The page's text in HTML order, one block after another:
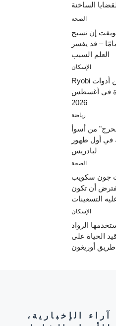
الساخنة
الصحة
إن نسيج
– قد يفسر
العلم السبب
الإسكان
12 أداة من أدوات Ryobi
في أغسطس
2026
رياضة
من أسوأ
في أول ظهور
لبادريس
الصحة
جون سكويب
أن تكون
التسعينات
الإسكان
الرواد
الحياة على
طريق أوريغون
الإخبارية،